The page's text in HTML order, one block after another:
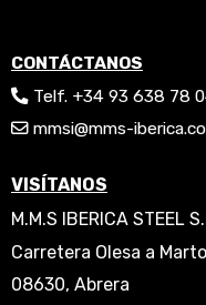
CONTÁCTANOS
Telf. +34 93 638 78
mmsi@mms-
VISÍTANOS
M.M.S IBERICA STEEL
Carretera Olesa a
08630, Abrera